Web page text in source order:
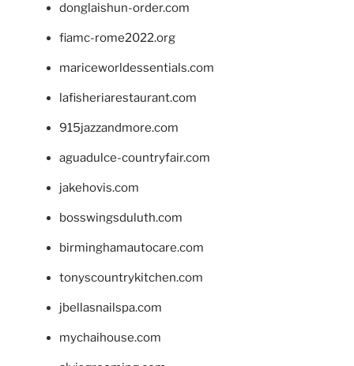
donglaishun-order.com
fiamc-rome2022.org
mariceworldessentials.com
lafisheriarestaurant.com
915jazzandmore.com
aguadulce-countryfair.com
jakehovis.com
bosswingsduluth.com
birminghamautocare.com
tonyscountrykitchen.com
jbellasnailspa.com
mychaihouse.com